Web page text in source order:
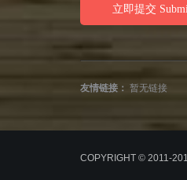
友情链接： 暂无链接
COPYRIGHT © 2011-